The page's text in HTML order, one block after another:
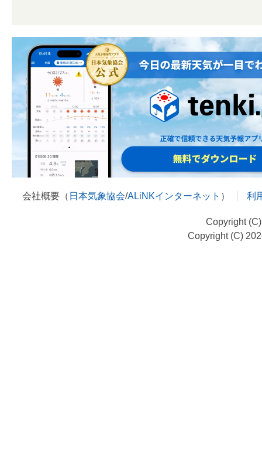
会社概要（ 日本気象協会/ALiNKインターネット ） 利
Copyright
Copyright (C)